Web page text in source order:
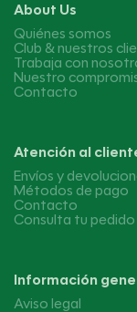
About Us
Quiénes somos
Club & nuestros
Trabaja con
Nuestro
Contacto
Atención al
Envíos y
Métodos de pago
Contacto
Consulta tu pedido
Información
Aviso legal